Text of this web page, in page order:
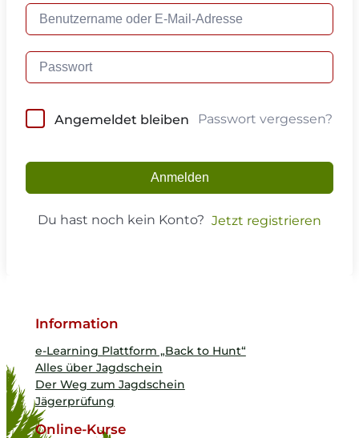
Angemeldet bleiben Passwort vergessen?
Anmelden
Du hast noch kein Konto? Jetzt registrieren
Information
e-Learning Plattform „Back to Hunt“
Alles über Jagdschein
Der Weg zum Jagdschein
Jägerprüfung
Online-Kurse